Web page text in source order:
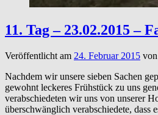
11. Tag – 23.02.2015 –
Veröffentlicht am 24. Februar 2015 von
Nachdem wir unsere sieben Sachen
gewohnt leckeres Frühstück zu uns
verabschiedeten wir uns von unserer
überschwänglich verabschiedete, dass